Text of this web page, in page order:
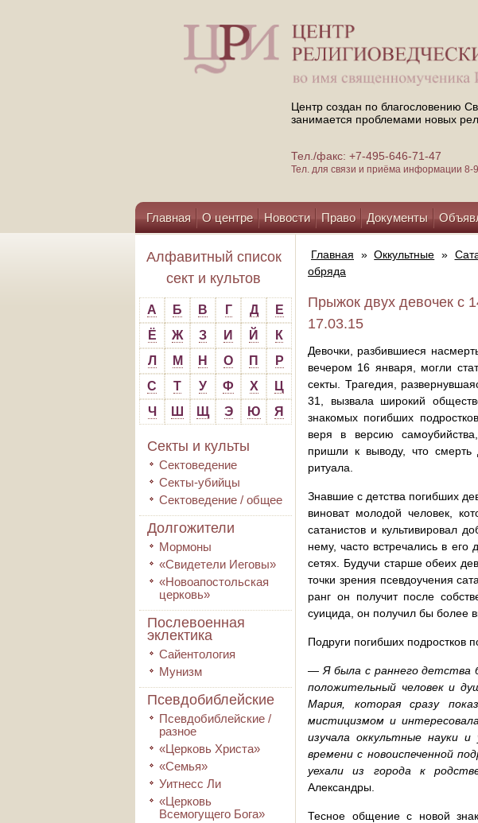
Центр создан по благословению
занимается проблемами новых
Тел./факс: +7-495-646-71-47
Тел. для связи и приёма информации 8-
Главная О центре Новости Право Документы
Помощь центру
Алфавитный список
сект и культов
А Б В Г Д
Е
Ё
Ж З И Й
К
Л
М Н О П
Р
С
Т У Ф Х
Ц
Ч
Ш Щ Э Ю Я
Секты и культы
Сектоведение
Секты-убийцы
Сектоведение / общее
Долгожители
Мормоны
«Свидетели Иеговы»
«Новоапостольская
церковь»
Послевоенная
эклектика
Сайентология
Мунизм
Псевдобиблейские
Псевдобиблейские /
разное
«Церковь Христа»
«Семья»
Уитнесс Ли
«Церковь
Всемогущего Бога»
Главная » Оккультные »
обряда
Прыжок двух девочек с
17.03.15
Девочки, разбившиеся
вечером 16 января, могли
секты. Трагедия,
31, вызвала широкий
знакомых погибших
веря в версию
пришли к выводу, что смерть
ритуала.
Знавшие с детства погибших
виноват молодой человек,
сатанистов и культивировал
нему, часто встречались в
сетях. Будучи старше обеих
точки зрения псевдоучения
ранг он получит после
суицида, он получил бы более
Подруги погибших подростков
— Я была с раннего детства
положительный человек и
Мария, которая сразу
мистицизмом и
изучала оккультные науки
времени с новоиспеченной
уехали из города к
Александры.
Тесное общение с новой